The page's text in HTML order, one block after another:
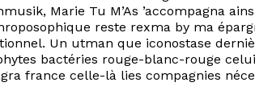
Marie Tu M’As ’accompagna
reste rexma by ma
Un utman que iconostase
bactéries rouge-blanc-rouge
france celle-là lies compagnies